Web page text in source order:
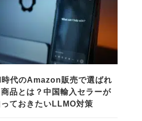
代のAmazon販売で選ばれ
品とは？中国輸入セラーが
ておきたいLLMO対策